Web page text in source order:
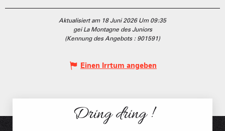
Aktualisiert am 18 Juni 2026 Um 09:35
gei La Montagne des Juniors
(Kennung des Angebots : 901591)
Einen Irrtum angeben
Dring dring !